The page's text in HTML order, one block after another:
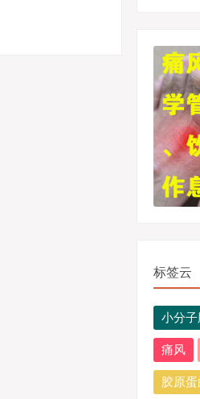
标签云
小分子
痛风
胶原